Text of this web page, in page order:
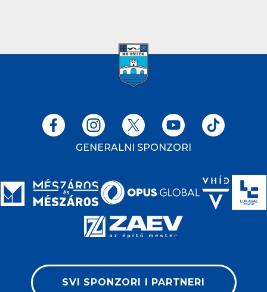
GENERALNI SPONZORI
SVI SPONZORI I PARTNERI